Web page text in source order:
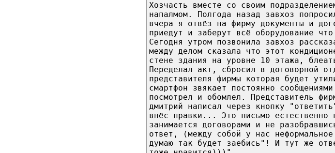
Хозчасть вместе со своим
напалмом. Полгода назад завхоз
вчера я отвёз на фирму документы и
приедут и заберут всё оборудование
Сегодня утром позвонила завхоз
между делом сказала что этот
стене здания на уровне 10 этажа,
Переделал акт, сбросил в договорной
представителя фирмы которая будет
смартфон звякает постоянно
посмотрел и обомлел. Представитель
дмитрий написал через кнопку
внёс правки... Это письмо естественно
занимается договорами и не
ответ, (между собой у нас
думаю так будет заебись"! И тут же